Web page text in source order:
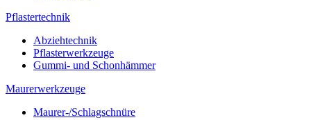
Pflastertechnik
Abziehtechnik
Pflasterwerkzeuge
Gummi- und Schonhämmer
Maurerwerkzeuge
Maurer-/Schlagschnüre